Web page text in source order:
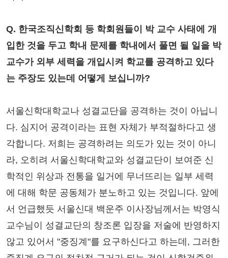
Q. 한국조직신학회 등 학회원들이 박 교수 사태에 개
입한 것을 두고 학내 문제를 학내에서 풀면 될 일을 박
교수가 외부 세력을 개입시켜 학교를 공격하고 있다
는 주장도 있는데 어떻게 보십니까?
서울신학대학교나 성결교단을 공격하는 것이 아닙니
다. 심지어 공격이라는 표현 자체가 부적절하다고 생
각합니다. 저희는 공격하려는 의도가 있는 것이 아니
라, 오히려 서울신학대학교와 성결교단이 보여준 신
학적인 위상과 전통을 일거에 무너뜨리는 일부 세력
에 대해 학문 공동체가 분노하고 있는 것입니다. 앞에
서 언급했듯 서울신대 백운주 이사장님께서는 박영식
교수님이 성결교단의 창조론 입장을 저술에 반영하지
않고 있어서 "중징계"를 요구하신다고 하는데, 그러한